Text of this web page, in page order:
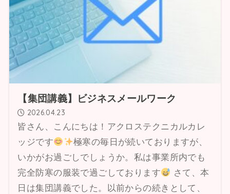
【集団講義】ビジネスメールワーク
2026.04.23
皆さん、こんにちは！アクロステクニカルカレ
ッジです
極寒の毎日が続いておりますが、
いかがお過ごしでしょうか。私は事業所内でも
完全防寒の服装で過ごしております
さて、本
日は集団講義でした。以前からの続きとして、